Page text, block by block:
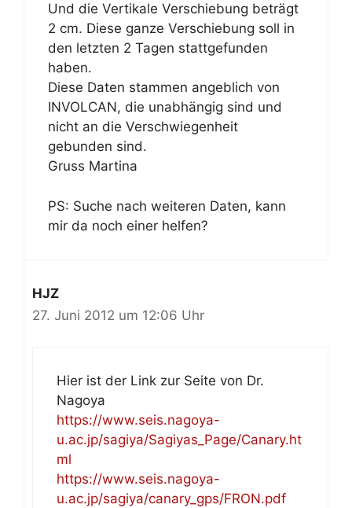
Und die Vertikale Verschiebung beträgt
2 cm. Diese ganze Verschiebung soll in
den letzten 2 Tagen stattgefunden
haben.
Diese Daten stammen angeblich von
INVOLCAN, die unabhängig sind und
nicht an die Verschwiegenheit
gebunden sind.
Gruss Martina
PS: Suche nach weiteren Daten, kann
mir da noch einer helfen?
HJZ
27. Juni 2012 um 12:06 Uhr
Hier ist der Link zur Seite von Dr.
Nagoya
https://www.seis.nagoya-
u.ac.jp/sagiya/Sagiyas_Page/Canary.ht
ml
https://www.seis.nagoya-
u.ac.jp/sagiya/canary_gps/FRON.pdf